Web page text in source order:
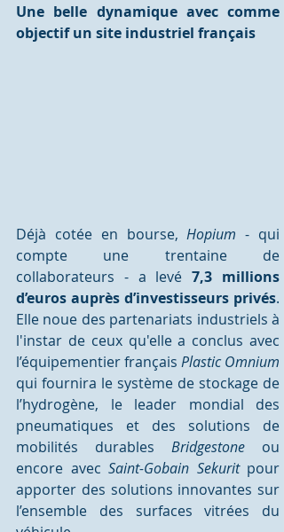
Une belle dynamique avec comme
objectif un site industriel français
Déjà cotée en bourse, Hopium - qui
compte une trentaine de
collaborateurs - a levé 7,3 millions
d’euros auprès d’investisseurs privés.
Elle noue des partenariats industriels à
l'instar de ceux qu'elle a conclus avec
l’équipementier français Plastic Omnium
qui fournira le système de stockage de
l’hydrogène, le leader mondial des
pneumatiques et des solutions de
mobilités durables Bridgestone ou
encore avec Saint-Gobain Sekurit pour
apporter des solutions innovantes sur
l’ensemble des surfaces vitrées du